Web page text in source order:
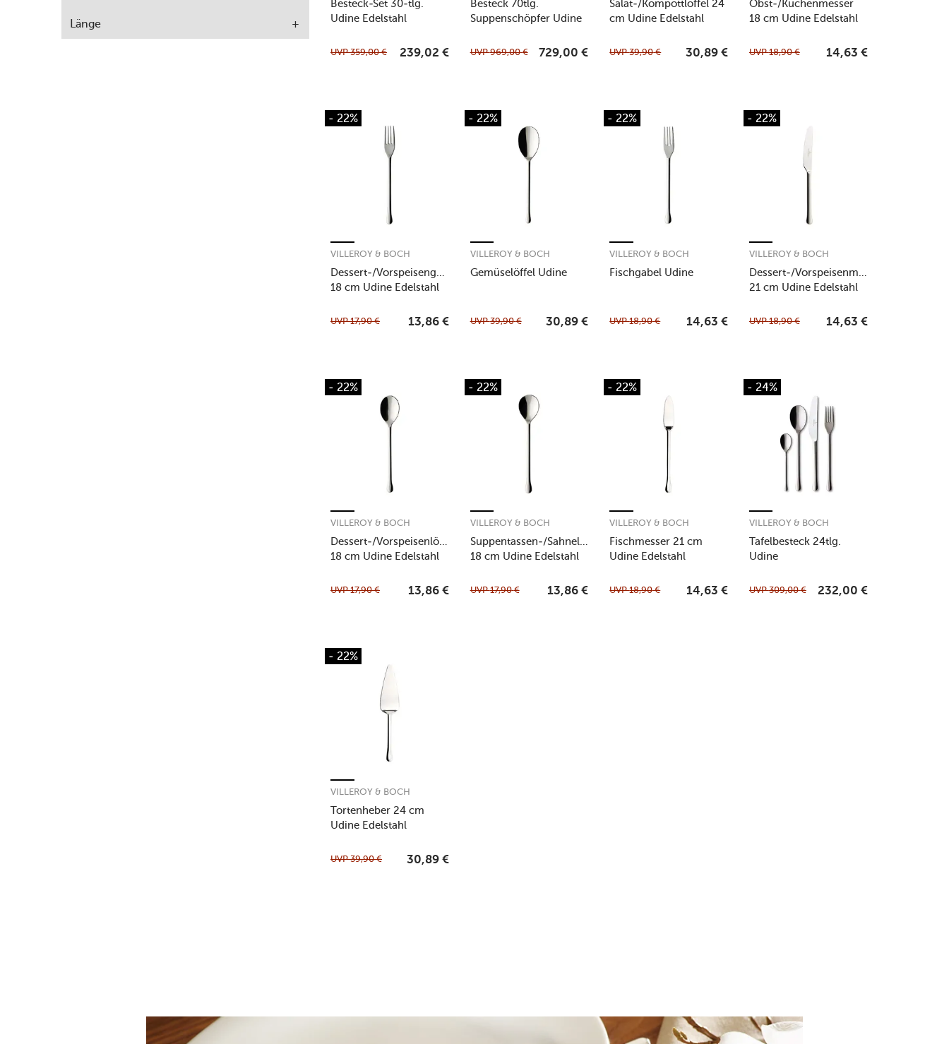
Länge
Besteck-Set 30-tlg.
Udine Edelstahl
UVP359,00 € 239,02 €
Besteck 70tlg.
Suppenschöpfer Udine
UVP969,00 € 729,00 €
Salat-/Kompottlöffel 24
cm Udine Edelstahl
UVP39,90 € 30,89 €
Obst-/Kuchenmesser
18 cm Udine Edelstahl
UVP18,90 € 14,63 €
- 22%
Dessert-/Vorspeisengabel
18 cm Udine Edelstahl
VILLEROY & BOCH
UVP17,90 € 13,86 €
- 22%
Gemüselöffel Udine
VILLEROY & BOCH
UVP39,90 € 30,89 €
- 22%
Fischgabel Udine
VILLEROY & BOCH
UVP18,90 € 14,63 €
- 22%
Dessert-/Vorspeisenmesser
21 cm Udine Edelstahl
VILLEROY & BOCH
UVP18,90 € 14,63 €
- 22%
Dessert-/Vorspeisenlöffel
18 cm Udine Edelstahl
VILLEROY & BOCH
UVP17,90 € 13,86 €
- 22%
Suppentassen-/Sahnelöffel
18 cm Udine Edelstahl
VILLEROY & BOCH
UVP17,90 € 13,86 €
- 22%
Fischmesser 21 cm
Udine Edelstahl
VILLEROY & BOCH
UVP18,90 € 14,63 €
- 24%
Tafelbesteck 24tlg.
Udine
VILLEROY & BOCH
UVP309,00 € 232,00 €
- 22%
Tortenheber 24 cm
Udine Edelstahl
VILLEROY & BOCH
UVP39,90 € 30,89 €